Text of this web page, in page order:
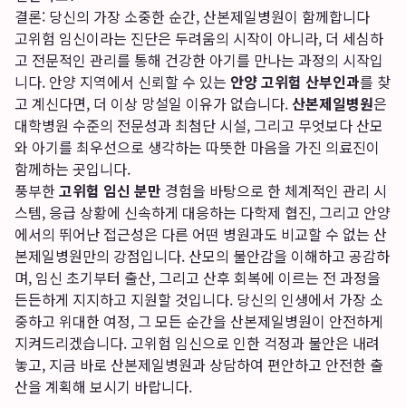
결론: 당신의 가장 소중한 순간, 산본제일병원이 함께합니다
고위험 임신이라는 진단은 두려움의 시작이 아니라, 더 세심하
고 전문적인 관리를 통해 건강한 아기를 만나는 과정의 시작입
니다. 안양 지역에서 신뢰할 수 있는 안양 고위험 산부인과를 찾
고 계신다면, 더 이상 망설일 이유가 없습니다.산본제일병원은
대학병원 수준의 전문성과 최첨단 시설, 그리고 무엇보다 산모
와 아기를 최우선으로 생각하는 따뜻한 마음을 가진 의료진이
함께하는 곳입니다.
풍부한고위험 임신 분만 경험을 바탕으로 한 체계적인 관리 시
스템, 응급 상황에 신속하게 대응하는 다학제 협진, 그리고 안양
에서의 뛰어난 접근성은 다른 어떤 병원과도 비교할 수 없는 산
본제일병원만의 강점입니다. 산모의 불안감을 이해하고 공감하
며, 임신 초기부터 출산, 그리고 산후 회복에 이르는 전 과정을
든든하게 지지하고 지원할 것입니다. 당신의 인생에서 가장 소
중하고 위대한 여정, 그 모든 순간을 산본제일병원이 안전하게
지켜드리겠습니다. 고위험 임신으로 인한 걱정과 불안은 내려
놓고, 지금 바로 산본제일병원과 상담하여 편안하고 안전한 출
산을 계획해 보시기 바랍니다.